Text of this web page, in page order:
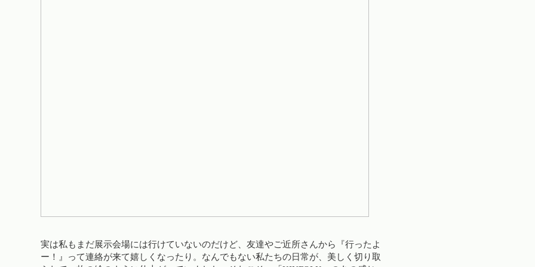
実は私もまだ展示会場には行けていないのだけど、友達やご近所さんから『行ったよ
ー！』って連絡が来て嬉しくなったり。なんでもない私たちの日常が、美しく切り取